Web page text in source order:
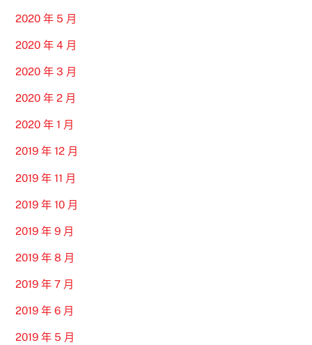
2020 年 5 月
2020 年 4 月
2020 年 3 月
2020 年 2 月
2020 年 1 月
2019 年 12 月
2019 年 11 月
2019 年 10 月
2019 年 9 月
2019 年 8 月
2019 年 7 月
2019 年 6 月
2019 年 5 月